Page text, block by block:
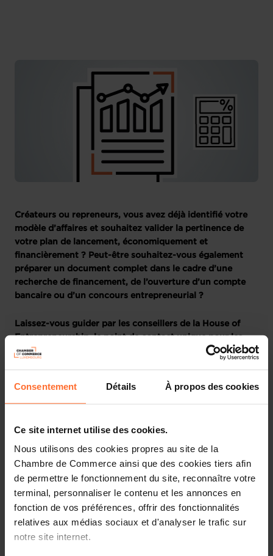
Consentement Détails À propos des cookies
Ce site internet utilise des cookies.
Nous utilisons des cookies propres au site de la
Chambre de Commerce ainsi que des cookies tiers afin
de permettre le fonctionnement du site, reconnaître votre
terminal, personnaliser le contenu et les annonces en
fonction de vos préférences, offrir des fonctionnalités
relatives aux médias sociaux et d'analyser le trafic sur
notre site internet.
Créateurs ou repreneurs, vous avez déjà identifié votre
modèle d’affaires et souhaitez valider la pertinence de
votre plan de lancement, économiquement et
financièrement ? Peut-être souhaitez-vous également
préparer un document complet dans le cadre d’une
recherche de financement, de l’ouverture d’un compte
bancaire ou d’un concours entrepreneurial ?
Laissez-vous guider par les conseillers de la House of
Entrepreneurship, le point de contact unique pour les
entrepreneurs au Luxembourg
fondamentaux du Business Plan et du Plan financier. Elle
vous fournira toutes les informations nécessaires pour
financière efficace pour votre entreprise, à travers un
tutoriel divisé en 2 parties, suivi d’une session de
questions-réponses en direct.